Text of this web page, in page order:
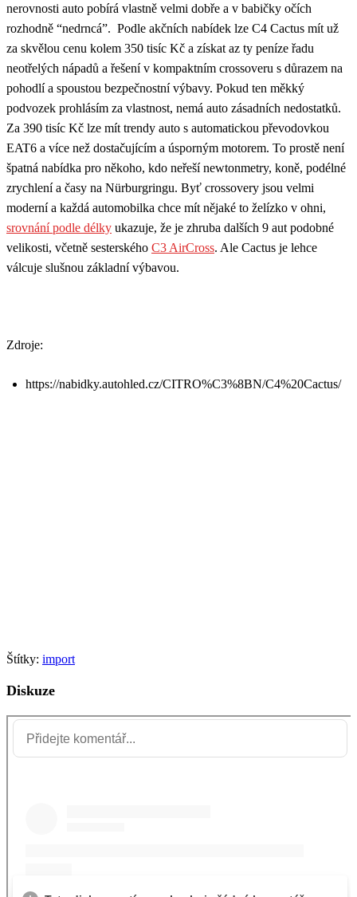
nerovnosti auto pobírá vlastně velmi dobře a v babičky očích
rozhodně “nedrncá”. Podle akčních nabídek lze C4 Cactus mít už
za skvělou cenu kolem 350 tisíc Kč a získat az ty peníze řadu
neotřelých nápadů a řešení v kompaktním crossoveru s důrazem na
pohodlí a spoustou bezpečnostní výbavy. Pokud ten měkký
podvozek prohlásím za vlastnost, nemá auto zásadních nedostatků.
Za 390 tisíc Kč lze mít trendy auto s automatickou převodovkou
EAT6 a více než dostačujícím a úsporným motorem. To prostě není
špatná nabídka pro někoho, kdo neřeší newtonmetry, koně, podélné
zrychlení a časy na Nürburgringu. Byť crossovery jsou velmi
moderní a každá automobilka chce mít nějaké to želízko v ohni,
srovnání podle délky ukazuje, že je zhruba dalších 9 aut podobné
velikosti, včetně sesterského C3 AirCross. Ale Cactus je lehce
válcuje slušnou základní výbavou.
Zdroje:
https://nabidky.autohled.cz/CITRO%C3%8BN/C4%20Cactus/
Štítky: import
Diskuze